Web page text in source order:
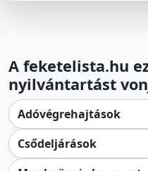
A feketelista.hu
nyilvántartást
Adóvégrehajtások
Csődeljárások